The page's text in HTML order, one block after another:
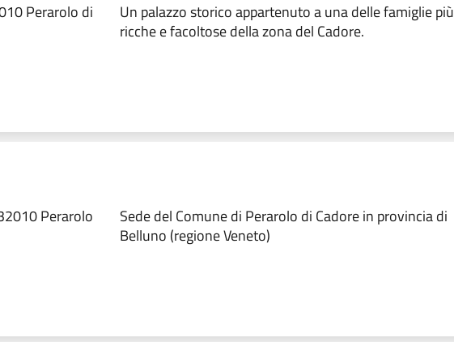
Perarolo di
Un palazzo storico appartenuto a una delle famiglie più
ricche e facoltose della zona del Cadore.
Perarolo
Sede del Comune di Perarolo di Cadore in provincia di
Belluno (regione Veneto)